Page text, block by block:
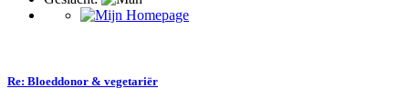
Re: Bloeddonor & vegetariër